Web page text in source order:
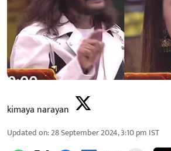
kimaya narayan
Updated on:28 September 2024, 3:10 pm IST